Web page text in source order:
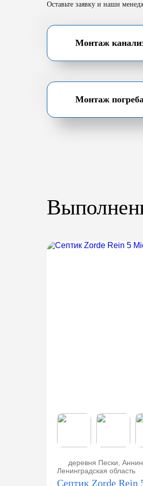
Оставьте заявку и наши
Монтаж
Монтаж
деревня Пески,
Ленинградская область
Септик Zorde Rein